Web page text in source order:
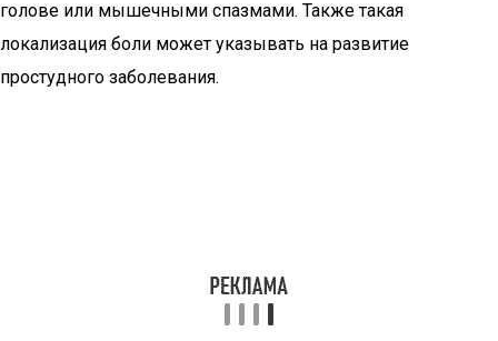
голове или мышечными спазмами. Также такая
локализация боли может указывать на развитие
простудного заболевания.